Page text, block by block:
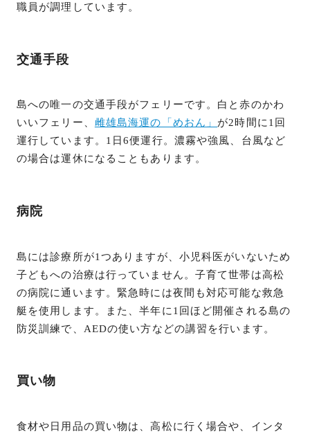
職員が調理しています。
交通手段
島への唯一の交通手段がフェリーです。白と赤のかわ
いいフェリー、 雌雄島海運の「めおん」 が2時間に1回
運行しています。1日6便運行。濃霧や強風、台風など
の場合は運休になることもあります。
病院
島には診療所が1つありますが、小児科医がいないため
子どもへの治療は行っていません。子育て世帯は高松
の病院に通います。緊急時には夜間も対応可能な救急
艇を使用します。また、半年に1回ほど開催される島の
防災訓練で、AEDの使い方などの講習を行います。
買い物
食材や日用品の買い物は、高松に行く場合や、インタ